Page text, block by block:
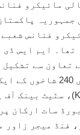
مائیکرو
جمہوریہ
فنانس
تھا۔ ایم ایس ڈی
تعاون سے تشکیل
آباد میں مرکز اور پاکستان
سات ارکان
فنڈ میجر زاور